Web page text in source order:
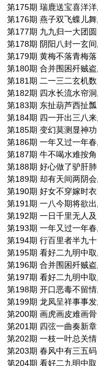
第175期 瑞鹿送宝喜洋
第176期 燕子双飞蝶儿
第177期 九九归一大团
第178期 阴阳八封一玄
第179期 黄梅不落青梅
第180期 合并围困歼贼
第181期 二一三二玄机
第182期 四水长流水帘
第183期 东扯葫芦西扯
第184期 四一开出三八
第185期 变幻莫测显神
第186期 一年又过一年
第187期 牛不喝水难按
第188期 好心做了驴肝
第189期 却有天间两阴
第190期 好女不穿嫁时
第191期 一八今期将欲
第192期 一日千里无人
第193期 一年又过一年
第194期 行百里者半九
第195期 看好二九明中
第196期 合并围困歼贼
第197期 看好二九明中
第198期 开口恶毒不留
第199期 龙凤呈祥事事
第200期 画虎画皮难画
第201期 四弦一曲奏新
第202期 一枝一叶总关
第203期 春风中有三五
第204期 看好二九明中